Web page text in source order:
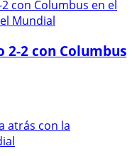
2 con Columbus